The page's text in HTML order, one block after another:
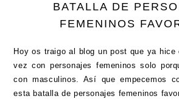
BATALLA DE
FEMENINOS
Hoy os traigo al blog un post que ya hice
vez con personajes femeninos solo
con masculinos. Así que empecemos
esta batalla de personajes femeninos